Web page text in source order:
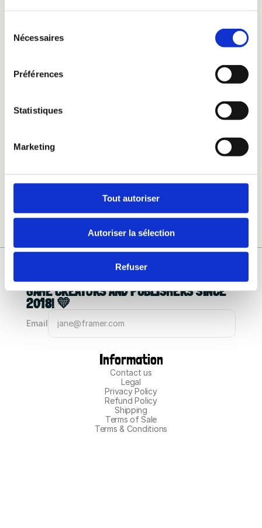
Nécessaires
Préférences
Statistiques
Marketing
Tout autoriser
Autoriser la sélection
Refuser
Printed in Europe
Learn More
Contact us
GAME CREATORS AND PUBLISHERS SINCE
2018! 💛
Email
Information
Contact us
Legal
Privacy Policy
Refund Policy
Shipping
Terms of Sale
Terms & Conditions